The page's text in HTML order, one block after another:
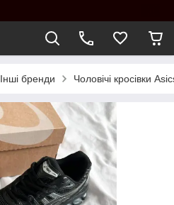
Інші бренди Чоловічі кросівки